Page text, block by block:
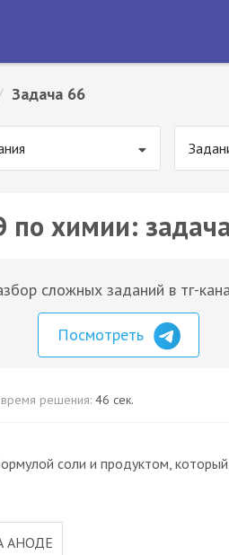
Задача 66
по химии:
сложных заданий в тг-
Посмотреть
решения: 46 сек.
соли и продуктом,
АНОДЕ